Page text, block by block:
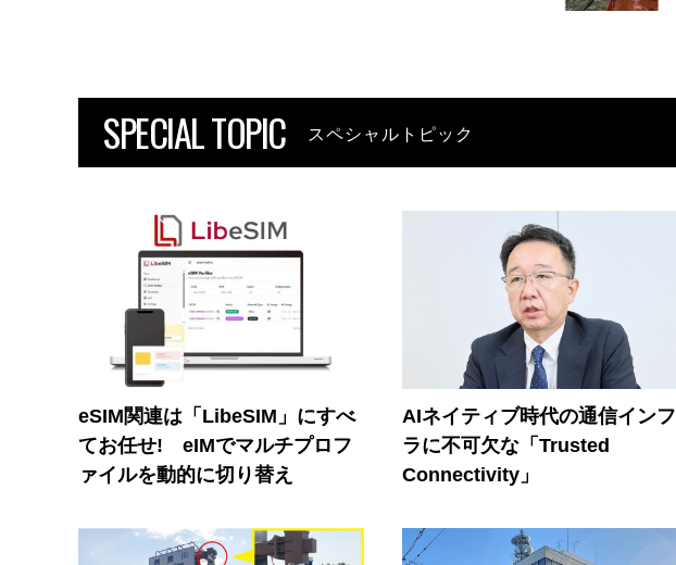
SPECIAL TOPIC スペシャルトピック
eSIM関連は「LibeSIM」にすべ
てお任せ! eIMでマルチプロフ
ァイルを動的に切り替え
AIネイティブ時代の通信インフ
ラに不可欠な「Trusted
Connectivity」